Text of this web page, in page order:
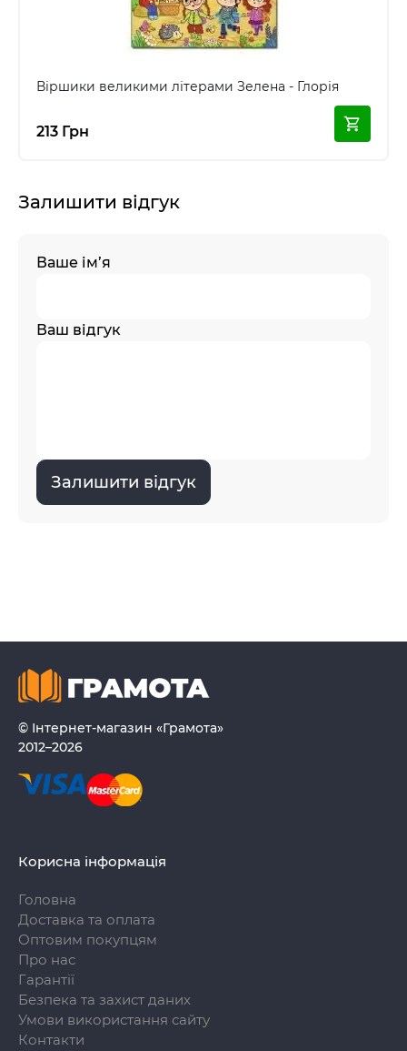
Віршики великими літерами Зелена - Глорія
213 Грн
Залишити відгук
Ваше ім’я
Ваш відгук
Залишити відгук
© Інтернет-магазин «Грамота»
2012–2026
Корисна інформація
Головна
Доставка та оплата
Оптовим покупцям
Про нас
Гарантії
Безпека та захист даних
Умови використання сайту
Контакти